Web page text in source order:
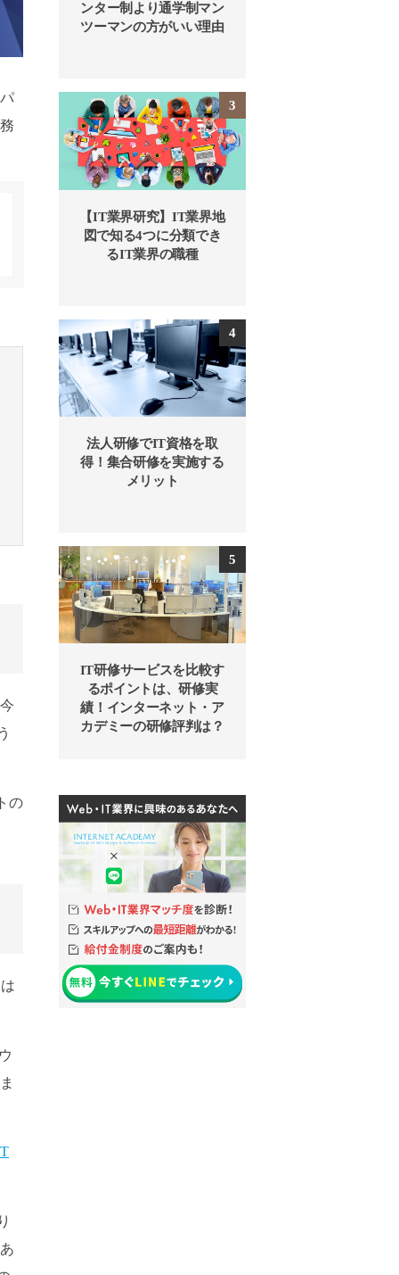
の
ンター制より通学制マン
ツーマンの方がいい理由
【IT業界研究】IT業界地
図で知る4つに分類でき
るIT業界の職種
法人研修でIT資格を取
得！集合研修を実施する
メリット
IT研修サービスを比較す
るポイントは、研修実
績！インターネット・ア
カデミーの研修評判は？